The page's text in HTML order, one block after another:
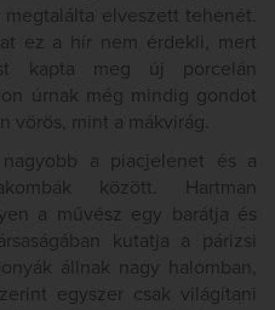
elveszett tehenét.
ez a hír nem érdekli, mert
kapta meg új porcelán
úrnak még mindig gondot
vörös, mint a mákvirág.
a piacjelenet és a
között. Hartman
a művész egy barátja és
kutatja a párizsi
állnak nagy halomban,
egyszer csak világítani